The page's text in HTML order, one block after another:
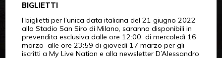
BIGLIETTI
I biglietti per l’unica data italiana del 21 giugno 2022
allo Stadio San Siro di Milano, saranno disponibili in
prevendita esclusiva dalle ore 12:00 di mercoledì 16
marzo alle ore 23:59 di giovedì 17 marzo per gli
iscritti a My Live Nation e alla newsletter D’Alessandro